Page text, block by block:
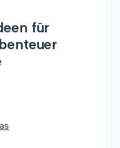
für